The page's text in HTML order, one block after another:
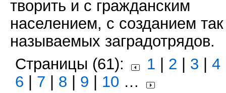
творить и с гражданским
населением, с созданием так
называемых заградотрядов.
Страницы (61):
1 2 3 4
6
7 8 9 10 …